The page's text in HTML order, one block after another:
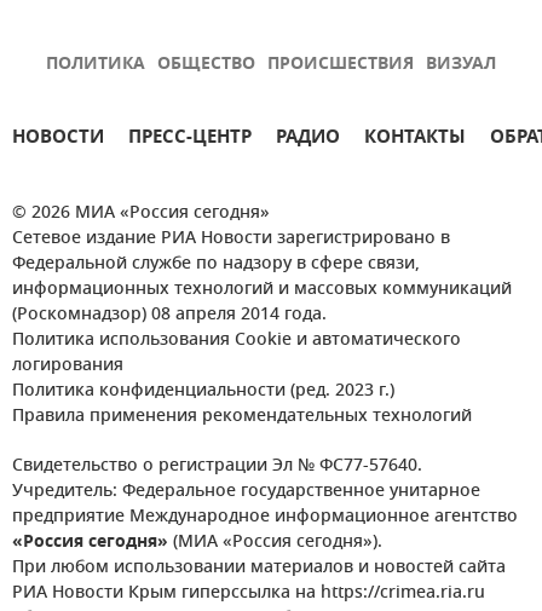
ПОЛИТИКА ОБЩЕСТВО ПРОИСШЕСТВИЯ ВИЗУАЛ
НОВОСТИ ПРЕСС-ЦЕНТР РАДИО КОНТАКТЫ
© 2026 МИА «Россия сегодня»
Сетевое издание РИА Новости зарегистрировано в
Федеральной службе по надзору в сфере связи,
информационных технологий и массовых коммуникаций
(Роскомнадзор) 08 апреля 2014 года.
Политика использования Cookie и автоматического
логирования
Политика конфиденциальности (ред. 2023 г.)
Правила применения рекомендательных технологий
Свидетельство о регистрации Эл № ФС77-57640.
Учредитель: Федеральное государственное унитарное
предприятие Международное информационное агентство
«Россия сегодня» (МИА «Россия сегодня»).
При любом использовании материалов и новостей сайта
РИА Новости Крым гиперссылка на https://crimea.ria.ru